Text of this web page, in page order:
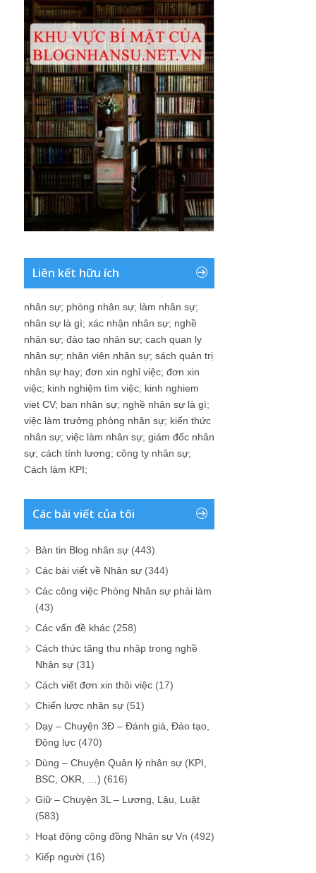
Liên kết hữu ích
nhân sự; phòng nhân sự; làm nhân sự;
nhân sự là gì; xác nhận nhân sự; nghề
nhân sự; đào tạo nhân sự; cach quan ly
nhân sự; nhân viên nhân sự; sách quản trị
nhân sự hay; đơn xin nghỉ việc; đơn xin
việc; kinh nghiệm tìm việc; kinh nghiem
viet CV; ban nhân sự; nghề nhân sự là gì;
việc làm trưởng phòng nhân sự; kiến thức
nhân sự; việc làm nhân sự; giám đốc nhân
sự; cách tính lương; công ty nhân sự;
Cách làm KPI;
Các bài viết của tôi
Bản tin Blog nhân sự (443)
Các bài viết về Nhân sự (344)
Các công việc Phòng Nhân sự phải làm
(43)
Các vấn đề khác (258)
Cách thức tăng thu nhập trong nghề
Nhân sự (31)
Cách viết đơn xin thôi việc (17)
Chiến lược nhân sự (51)
Dạy – Chuyện 3Đ – Đánh giá, Đào tạo,
Động lực (470)
Dùng – Chuyện Quản lý nhân sự (KPI,
BSC, OKR, …) (616)
Giữ – Chuyện 3L – Lương, Lậu, Luật
(583)
Hoạt động cộng đồng Nhân sự Vn (492)
Kiếp người (16)